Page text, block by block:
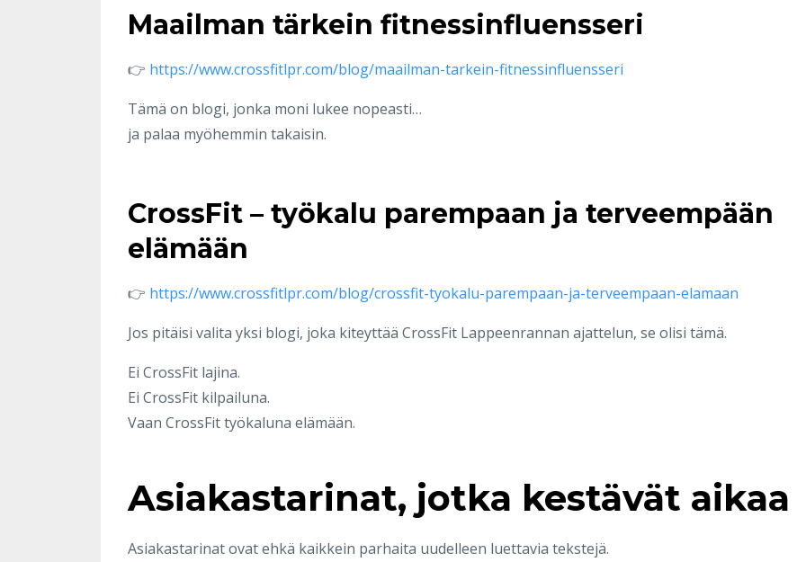
Maailman tärkein fitnessinfluensseri
👉 https://www.crossfitlpr.com/blog/maailman-tarkein-fitnessinfluensseri
Tämä on blogi, jonka moni lukee nopeasti…
ja palaa myöhemmin takaisin.
CrossFit – työkalu parempaan ja terveempään
elämään
👉 https://www.crossfitlpr.com/blog/crossfit-tyokalu-parempaan-ja-terveempaan-elamaan
Jos pitäisi valita yksi blogi, joka kiteyttää CrossFit Lappeenrannan ajattelun, se olisi tämä.
Ei CrossFit lajina.
Ei CrossFit kilpailuna.
Vaan CrossFit työkaluna elämään.
Asiakastarinat, jotka kestävät aikaa
Asiakastarinat ovat ehkä kaikkein parhaita uudelleen luettavia tekstejä.